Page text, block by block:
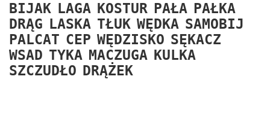
BIJAK LAGA KOSTUR PAŁA PAŁKA
DRĄG LASKA TŁUK WĘDKA SAMOBIJ
PALCAT CEP WĘDZISKO SĘKACZ
WSAD TYKA MACZUGA KULKA
SZCZUDŁO DRĄŻEK